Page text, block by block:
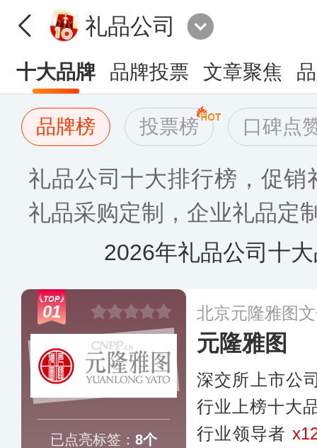
礼品公司
十大品牌 品牌投票 文章聚焦
品牌榜 投票榜 口碑点
礼品公司十大排行榜，促
礼品采购定制，企业礼品定
2026年礼品公司十
01
已点亮标签： 8个
北京元隆雅图
元隆雅图
深交所上市公
行业上榜十大
行业领导者